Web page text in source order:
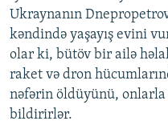
Ukraynanın
kəndində yaşayış evini
olar ki, bütöv bir ailə
raket və dron
nəfərin öldüyünü, onlarla
bildirirlər.